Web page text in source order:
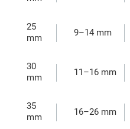
25
mm
9–14 mm
30
mm
11–16 mm
35
mm
16–26 mm